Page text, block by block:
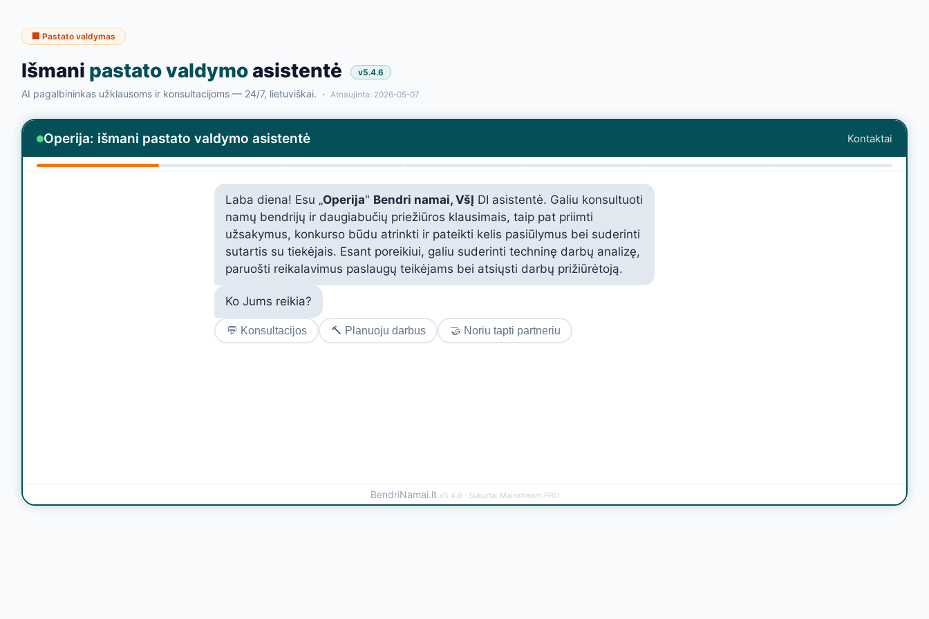
🏢 Pastato valdymas
Išmani pastato valdymoasistentė v5.4.6
AI pagalbininkas užklausoms ir konsultacijoms — 24/7, lietuviškai. · Atnaujinta: 2026-05-07